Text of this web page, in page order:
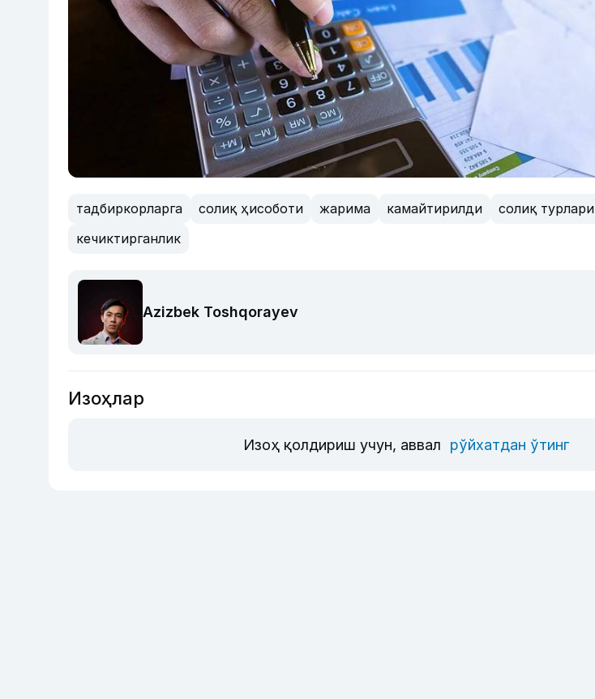
тадбиркорларга солиқ ҳисоботи жарима камайтирилди
солиқ турлари
кечиктирганлик
Azizbek Toshqorayev
Изоҳлар
Изоҳ қолдириш учун, аввал рўйхатдан ўтинг